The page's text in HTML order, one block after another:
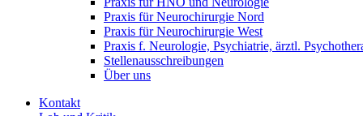
Praxis für Neurochirurgie Nord
Praxis für Neurochirurgie West
Praxis f. Neurologie, Psychiatrie, ärztl.
Stellenausschreibungen
Über uns
Kontakt